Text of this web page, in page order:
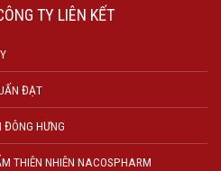
TY LIÊN KẾT
ĐẠT
HƯNG
THIÊN NHIÊN NACOSPHARM